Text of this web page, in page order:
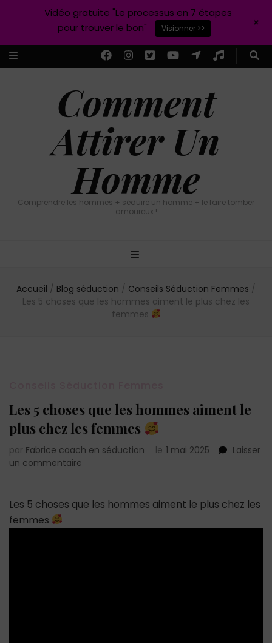
Comment
Attirer Un
Homme
Comprendre les hommes + séduire un homme + le faire tomber
amoureux !
Accueil / Blog séduction / Conseils Séduction Femmes /
Les 5 choses que les hommes aiment le plus chez les
femmes
Les 5 choses que les hommes aiment le
plus chez les femmes
par Fabrice coach en séduction le 1 mai 2025
Laisser
un commentaire
choses
les
Les 5 choses que les hommes aiment le plus chez les
femmes
Vidéo gratuite "Le processus en 7 étapes
pour trouver le bon"
Visionner >> +